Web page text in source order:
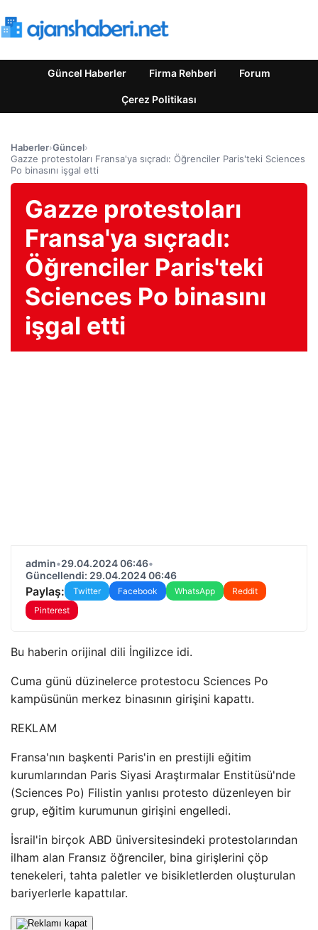
Güncel Haberler Firma Rehberi Forum
Çerez Politikası
Haberler›Güncel›
Gazze protestoları Fransa'ya sıçradı: Öğrenciler Paris'teki Sciences
Po binasını işgal etti
Gazze protestoları
Fransa'ya sıçradı:
Öğrenciler Paris'teki
Sciences Po binasını
işgal etti
admin•29.04.2024 06:46•
Güncellendi: 29.04.2024 06:46
Paylaş: Twitter Facebook WhatsApp
Reddit
Pinterest
Bu haberin orijinal dili İngilizce idi.
Cuma günü düzinelerce protestocu Sciences Po
kampüsünün merkez binasının girişini kapattı.
REKLAM
Fransa'nın başkenti Paris'in en prestijli eğitim
kurumlarından Paris Siyasi Araştırmalar Enstitüsü'nde
(Sciences Po) Filistin yanlısı protesto düzenleyen bir
grup, eğitim kurumunun girişini engelledi.
İsrail'in birçok ABD üniversitesindeki protestolarından
ilham alan Fransız öğrenciler, bina girişlerini çöp
tenekeleri, tahta paletler ve bisikletlerden oluşturulan
bariyerlerle kapattılar.